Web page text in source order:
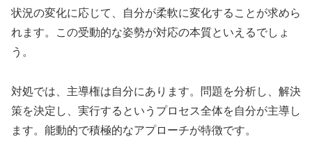
状況の変化に応じて、自分が柔軟に変化することが求めら
れます。この受動的な姿勢が対応の本質といえるでしょ
う。
対処では、主導権は自分にあります。問題を分析し、解決
策を決定し、実行するというプロセス全体を自分が主導し
ます。能動的で積極的なアプローチが特徴です。